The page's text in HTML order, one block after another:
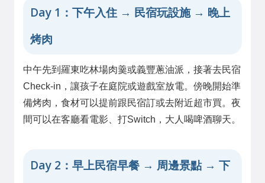
Day 1：下午入住 → 民宿玩設施 → 晚上
烤肉
中午先到羅東吃林場肉羹或義豐蔥油派，接著去民宿
Check-in，讓孩子在庭院或遊戲室放電。傍晚開始準
備烤肉，食材可以提前跟民宿訂或去附近超市買。夜
間可以在客廳看電影、打Switch，大人喝啤酒聊天。
Day 2：早上民宿早餐 → 周邊景點 → 下